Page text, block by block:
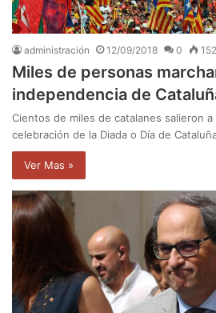
administración 12/09/2018 0 152
Miles de personas
independencia de
Cientos de miles de catalanes salieron
celebración de la Diada o Día de
Ver Mas »